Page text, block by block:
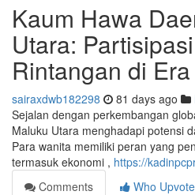
Kaum Hawa
Utara:
Rintangan di
sairaxdwb182298 81 days ago
Sejalan dengan perkembangan
Maluku Utara menghadapi potensi
Para wanita memiliki peran yang
termasuk ekonomi , https://
Comments
Who